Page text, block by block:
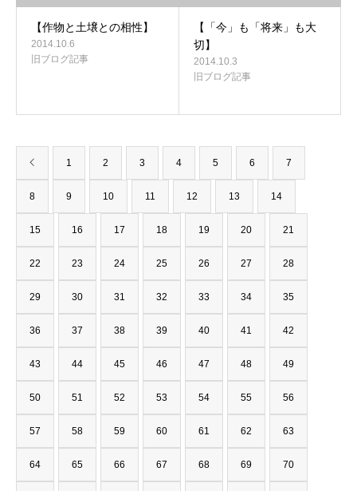
【作物と土壌との相性】
2014.10.6
旧ブログ記事
【「今」も「将来」も大
切】
2014.10.3
旧ブログ記事
1 2 3 4 5 6 7
8 9 10 11 12 13 14
15 16 17 18 19 20 21
22 23 24 25 26 27 28
29 30 31 32 33 34 35
36 37 38 39 40 41 42
43 44 45 46 47 48 49
50 51 52 53 54 55 56
57 58 59 60 61 62 63
64 65 66 67 68 69 70